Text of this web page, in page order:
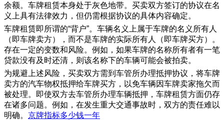
余额。车牌租赁本身处于灰色地带。买卖双方签订的协议在名
义上具有法律效力，但仍需根据协议的具体内容确定。
车牌租赁即所谓的“背户”。车辆名义上属于车牌的名义所有人
（即车牌卖方），而不是车牌的实际所有人（即车牌买方）。
存在一定的变数和风险。例如，如果车牌的名称所有者有一笔
贷款没有及时还清，则该名称下的车辆可能会被拍卖。
为规避上述风险，买卖双方需到车管所办理抵押协议，将车牌
卖方的汽车物权抵押给车牌买方，以免车辆因车牌卖家拖欠而
被处理。即使双方去车管所办理车辆抵押，车牌租赁方面仍存
在诸多问题。例如，在发生重大交通事故时，双方的责任难以
明确。 京牌指标多少钱一年